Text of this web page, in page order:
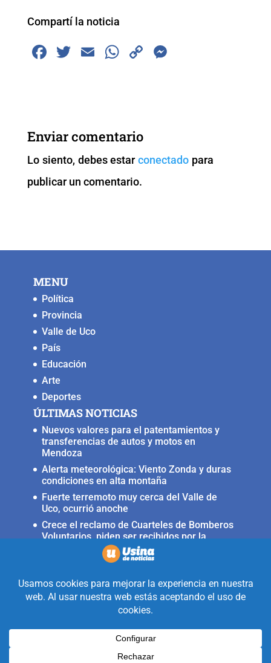
Compartí la noticia
F
b
o
o
k
T
E
W
A
p
p
C
k
er
Enviar comentario
Lo siento, debes estarconectado para
publicar un comentario.
MENU
Política
Provincia
Valle de Uco
País
Educación
Arte
Deportes
ÚLTIMAS NOTICIAS
Nuevos valores para el patentamientos y
transferencias de autos y motos en
Mendoza
Alerta meteorológica: Viento Zonda y duras
condiciones en alta montaña
Fuerte terremoto muy cerca del Valle de
Uco, ocurrió anoche
Crece el reclamo de Cuarteles de Bomberos
Voluntarios, piden ser recibidos por la
Llega a San Carlos la Copa Internacional
Realizado con la mirada equidistante de
alguien a quién solo le interesa
informar que ocurre en Valle de Uco.